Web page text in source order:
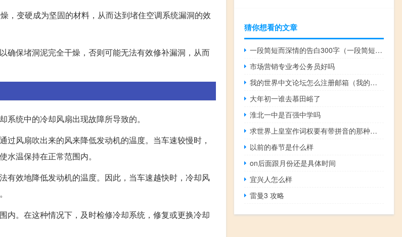
，变硬成为坚固的材料，从而达到堵住空调系统漏洞的效
确保堵洞泥完全干燥，否则可能无法有效修补漏洞，从而
统中的冷却风扇出现故障所导致的。
风扇吹出来的风来降低发动机的温度。当车速较慢时，
温保持在正常范围内。
有效地降低发动机的温度。因此，当车速越快时，冷却风
内。在这种情况下，及时检修冷却系统，修复或更换冷却
猜你想看的文章
一段简短而深情的告白300字（一段简短而深情的告白）
市场营销专业考公务员好吗
我的世界中文论坛怎么注册邮箱（我的世界中文论坛怎么注册）
大年初一谁去慕田峪了
淮北一中是百强中学吗
求世界上皇室作词权要有带拼音的那种常用词而且所有词不一定都是拼音_
以前的春节是什么样
on后面跟月份还是具体时间
宜兴人怎么样
雷曼3 攻略